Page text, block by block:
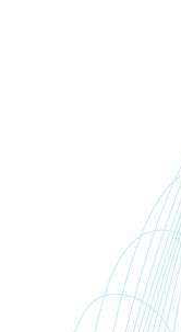
71.563,39 zł